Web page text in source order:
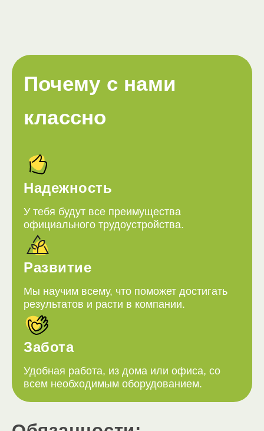
Почему с нами
классно
Надежность
У тебя будут все преимущества
официального трудоустройства.
Развитие
Мы научим всему, что поможет достигать
результатов и расти в компании.
Забота
Удобная работа, из дома или офиса, со
всем необходимым оборудованием.